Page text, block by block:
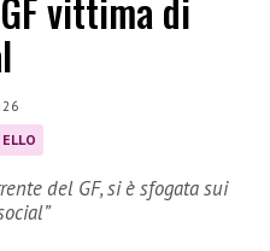
del GF, si è sfogata sui